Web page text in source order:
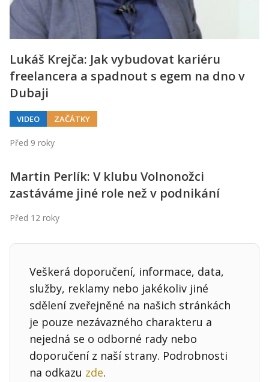
Lukáš Krejča: Jak vybudovat kariéru
freelancera a spadnout s egem na dno v
Dubaji
VIDEO ZAČÁTKY
Před 9 roky
Martin Perlík: V klubu Volnonožci
zastáváme jiné role než v podnikání
Před 12 roky
Veškerá doporučení, informace, data,
služby, reklamy nebo jakékoliv jiné
sdělení zveřejněné na našich stránkách
je pouze nezávazného charakteru a
nejedná se o odborné rady nebo
doporučení z naší strany. Podrobnosti
na odkazu zde.